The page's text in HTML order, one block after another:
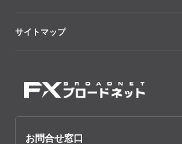
サイトマップ
お問合せ窓口